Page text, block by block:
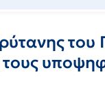
του